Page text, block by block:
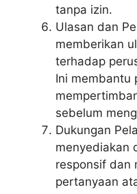
tanpa izin.
Ulasan dan
memberikan
terhadap
Ini membantu
sebelum
Dukungan
menyediakan
responsif dan
pertanyaan